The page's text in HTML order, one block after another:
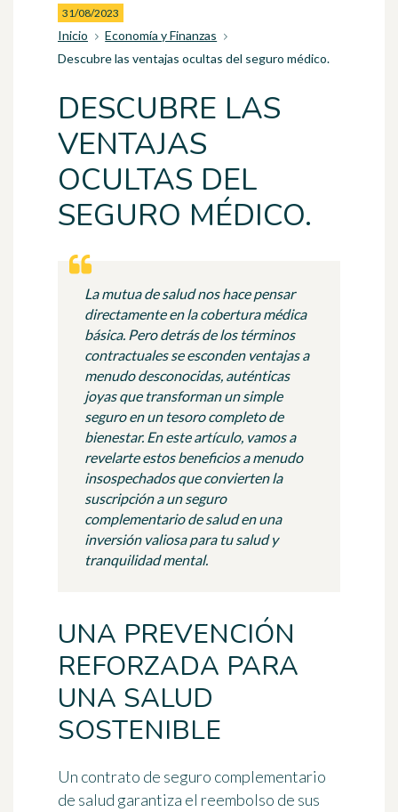
31/08/2023
Inicio
Economía y Finanzas
Descubre las ventajas ocultas del seguro médico.
DESCUBRE LAS
VENTAJAS
OCULTAS DEL
SEGURO MÉDICO.
La mutua de salud nos hace pensar
directamente en la cobertura médica
básica. Pero detrás de los términos
contractuales se esconden ventajas a
menudo desconocidas, auténticas
joyas que transforman un simple
seguro en un tesoro completo de
bienestar. En este artículo, vamos a
revelarte estos beneficios a menudo
insospechados que convierten la
suscripción a un seguro
complementario de salud en una
inversión valiosa para tu salud y
tranquilidad mental.
UNA PREVENCIÓN
REFORZADA PARA
UNA SALUD
SOSTENIBLE
Un contrato de seguro complementario
de salud garantiza el reembolso de sus